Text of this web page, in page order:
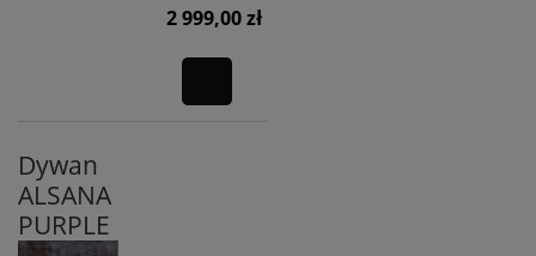
2 999,00 zł
Dywan
ALSANA
PURPLE